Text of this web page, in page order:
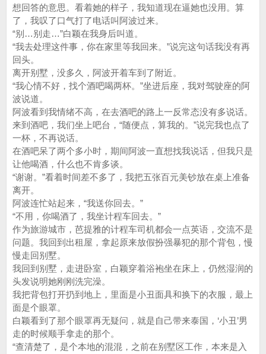
想回答的意思。看着她的样子，我知道现在逼她也没用。算
了，我叹了口气打了电话叫阿波过来。
“别…别走…”白颖在我身后叫道。
“我去处理这件事，你在家里等我回来。”说完这句话我没有再
回头。
离开别墅，没多久，阿波开着车到了附近。
“我心情不好，找个酒吧喝两杯。”坐进后座，我对驾驶座的阿
波说道。
阿波看到我情绪不高，在去酒吧的路上一反常态没有多说话。
来到酒吧，我们坐上吧台，“随便点，算我的。”说完我也点了
一杯，不再说话。
在酒吧呆了两个多小时，期间阿波一直想找我说话，但我只是
让他喝酒，什么也不肯多谈。
“谢谢。”看着时间差不多了，我把五张百元美钞放在桌上准备
离开。
阿波连忙站起来，“我送你回去。”
“不用，你喝酒了，我坐计程车回去。”
作为旅游城市，芭提雅的计程车司机都会一点英语，交流不是
问题。我回到出租屋，拿起原来放假扮强暴犯的那个背包，慢
慢走回别墅。
我回到别墅，走进卧室，白颖穿着浴袍坐在床上，仍然湿润的
头发说明她刚刚洗完澡。
我把背包打开扔到地上，里面是小丑面具和换下的衣服，最上
面是个眼罩。
白颖看到了那个眼罩再无疑问，就是自己带来泰国，‘小丑’男
走的时候顺手拿走的那个。
“查清楚了，是个本地的混混，之前在别墅区工作，本来是入